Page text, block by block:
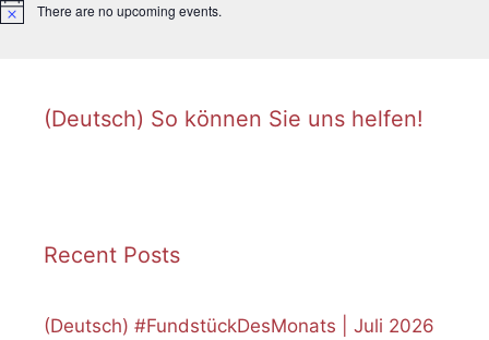
N
There are no upcoming events.
(Deutsch) So können Sie uns helfen!
Recent Posts
(Deutsch) #FundstückDesMonats | Juli 2026